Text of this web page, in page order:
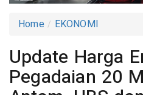
Home EKONOMI
Update Harga
Pegadaian 20